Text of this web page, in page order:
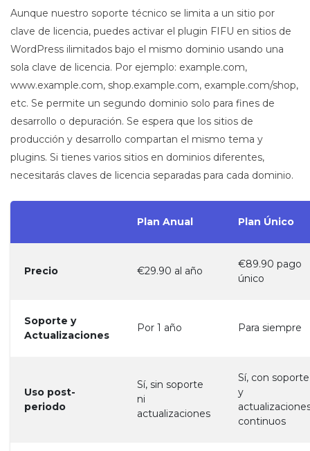
Aunque nuestro soporte técnico se limita a un sitio por
clave de licencia, puedes activar el plugin FIFU en sitios de
WordPress ilimitados bajo el mismo dominio usando una
sola clave de licencia. Por ejemplo: example.com,
www.example.com, shop.example.com, example.com/shop,
etc. Se permite un segundo dominio solo para fines de
desarrollo o depuración. Se espera que los sitios de
producción y desarrollo compartan el mismo tema y
plugins. Si tienes varios sitios en dominios diferentes,
necesitarás claves de licencia separadas para cada dominio.
Plan Anual Plan Único
Precio €29.90 al año
€89.90 pago
único
Soporte y
Actualizaciones
Por 1 año Para siempre
Uso post-
periodo
Sí, sin soporte
ni
actualizaciones
Sí, con soporte
y
continuos